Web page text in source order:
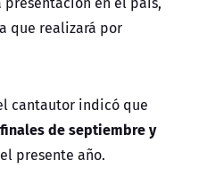
que realizará por
cantautor indicó que
de septiembre y
presente año.